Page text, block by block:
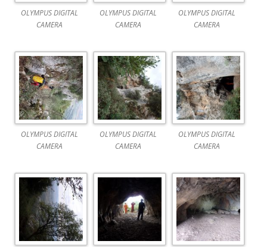
OLYMPUS DIGITAL
CAMERA
OLYMPUS DIGITAL
CAMERA
OLYMPUS DIGITAL
CAMERA
OLYMPUS DIGITAL
CAMERA
OLYMPUS DIGITAL
CAMERA
OLYMPUS DIGITAL
CAMERA